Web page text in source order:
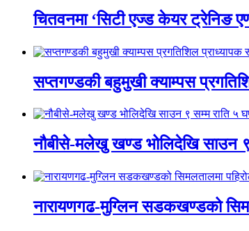
चितवनमा ‘सिटी एज्ड केयर ट्रेनिङ
सप्तगण्डकी बहुमुखी क्याम्पस
नौबीसे-मलेखु खण्ड भोलिदेखि साउन ९
नारायणगढ-मुग्लिन सडकखण्डको